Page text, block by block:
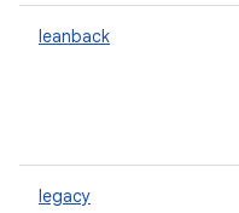
leanback
legacy